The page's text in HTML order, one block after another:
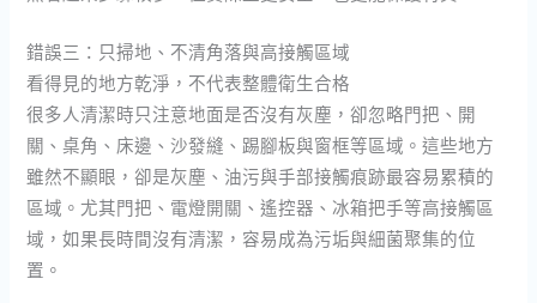
錯誤三：只掃地、不清角落與高接觸區域
看得見的地方乾淨，不代表整體衛生合格
很多人清潔時只注意地面是否沒有灰塵，卻忽略門把、開
關、桌角、床邊、沙發縫、踢腳板與窗框等區域。這些地方
雖然不顯眼，卻是灰塵、油污與手部接觸痕跡最容易累積的
區域。尤其門把、電燈開關、遙控器、冰箱把手等高接觸區
域，如果長時間沒有清潔，容易成為污垢與細菌聚集的位
置。